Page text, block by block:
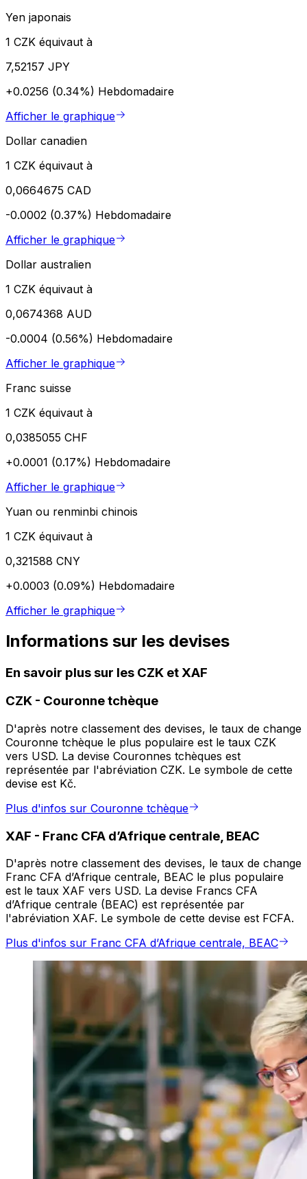
Yen japonais
1 CZK équivaut à
7,52157 JPY
+0.0256 (0.34%) Hebdomadaire
Afficher le graphique
Dollar canadien
1 CZK équivaut à
0,0664675 CAD
-0.0002 (0.37%) Hebdomadaire
Afficher le graphique
Dollar australien
1 CZK équivaut à
0,0674368 AUD
-0.0004 (0.56%) Hebdomadaire
Afficher le graphique
Franc suisse
1 CZK équivaut à
0,0385055 CHF
+0.0001 (0.17%) Hebdomadaire
Afficher le graphique
Yuan ou renminbi chinois
1 CZK équivaut à
0,321588 CNY
+0.0003 (0.09%) Hebdomadaire
Afficher le graphique
Informations sur les devises
En savoir plus sur les CZK et XAF
CZK - Couronne tchèque
D'après notre classement des devises, le taux de change
Couronne tchèque le plus populaire est le taux CZK
vers USD. La devise Couronnes tchèques est
représentée par l'abréviation CZK. Le symbole de cette
devise est Kč.
Plus d'infos sur Couronne tchèque
XAF - Franc CFA d’Afrique centrale, BEAC
D'après notre classement des devises, le taux de change
Franc CFA d’Afrique centrale, BEAC le plus populaire
est le taux XAF vers USD. La devise Francs CFA
d’Afrique centrale (BEAC) est représentée par
l'abréviation XAF. Le symbole de cette devise est FCFA.
Plus d'infos sur Franc CFA d’Afrique centrale, BEAC